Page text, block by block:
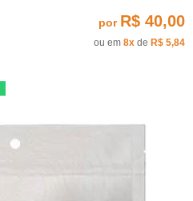
por R$ 40,00
ou em 8x de R$ 5,84